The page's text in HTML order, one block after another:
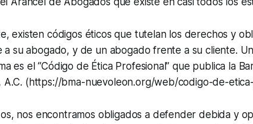
existen códigos éticos que tutelan los derechos y
a su abogado, y de un abogado frente a su cliente.
es el “Código de Ética Profesional” que publica la
A.C. (https://bma-nuevoleon.org/web/codigo-de-
nos encontramos obligados a defender debida y